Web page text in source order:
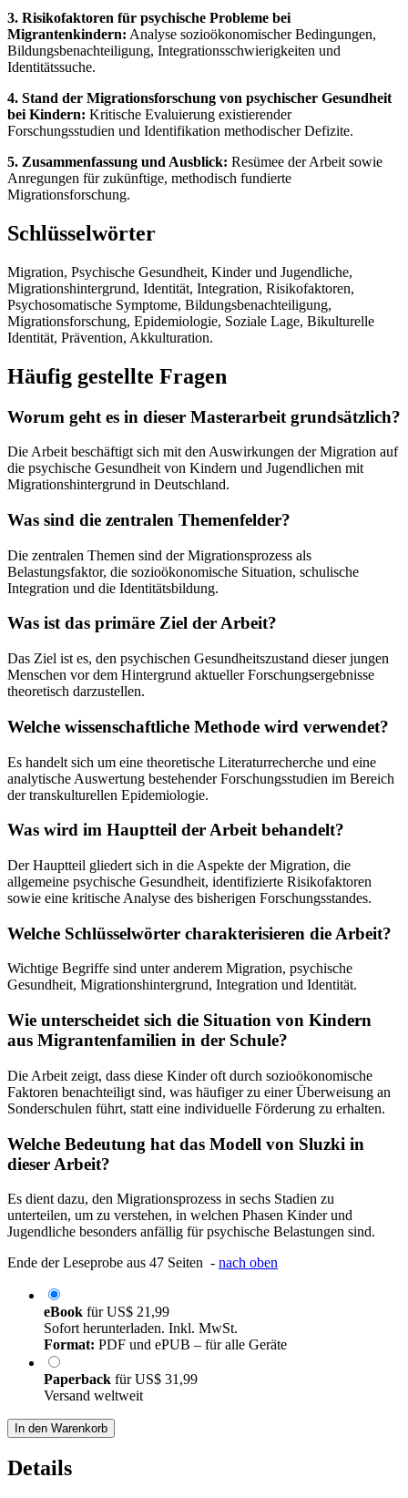
3. Risikofaktoren für psychische Probleme bei
Migrantenkindern: Analyse sozioökonomischer Bedingungen,
Bildungsbenachteiligung, Integrationsschwierigkeiten und
Identitätssuche.
4. Stand der Migrationsforschung von psychischer Gesundheit
bei Kindern: Kritische Evaluierung existierender
Forschungsstudien und Identifikation methodischer Defizite.
5. Zusammenfassung und Ausblick: Resümee der Arbeit sowie
Anregungen für zukünftige, methodisch fundierte
Migrationsforschung.
Schlüsselwörter
Migration, Psychische Gesundheit, Kinder und Jugendliche,
Migrationshintergrund, Identität, Integration, Risikofaktoren,
Psychosomatische Symptome, Bildungsbenachteiligung,
Migrationsforschung, Epidemiologie, Soziale Lage, Bikulturelle
Identität, Prävention, Akkulturation.
Häufig gestellte Fragen
Worum geht es in dieser Masterarbeit grundsätzlich?
Die Arbeit beschäftigt sich mit den Auswirkungen der Migration auf
die psychische Gesundheit von Kindern und Jugendlichen mit
Migrationshintergrund in Deutschland.
Was sind die zentralen Themenfelder?
Die zentralen Themen sind der Migrationsprozess als
Belastungsfaktor, die sozioökonomische Situation, schulische
Integration und die Identitätsbildung.
Was ist das primäre Ziel der Arbeit?
Das Ziel ist es, den psychischen Gesundheitszustand dieser jungen
Menschen vor dem Hintergrund aktueller Forschungsergebnisse
theoretisch darzustellen.
Welche wissenschaftliche Methode wird verwendet?
Es handelt sich um eine theoretische Literaturrecherche und eine
analytische Auswertung bestehender Forschungsstudien im Bereich
der transkulturellen Epidemiologie.
Was wird im Hauptteil der Arbeit behandelt?
Der Hauptteil gliedert sich in die Aspekte der Migration, die
allgemeine psychische Gesundheit, identifizierte Risikofaktoren
sowie eine kritische Analyse des bisherigen Forschungsstandes.
Welche Schlüsselwörter charakterisieren die Arbeit?
Wichtige Begriffe sind unter anderem Migration, psychische
Gesundheit, Migrationshintergrund, Integration und Identität.
Wie unterscheidet sich die Situation von Kindern
aus Migrantenfamilien in der Schule?
Die Arbeit zeigt, dass diese Kinder oft durch sozioökonomische
Faktoren benachteiligt sind, was häufiger zu einer Überweisung an
Sonderschulen führt, statt eine individuelle Förderung zu erhalten.
Welche Bedeutung hat das Modell von Sluzki in
dieser Arbeit?
Es dient dazu, den Migrationsprozess in sechs Stadien zu
unterteilen, um zu verstehen, in welchen Phasen Kinder und
Jugendliche besonders anfällig für psychische Belastungen sind.
Ende der Leseprobe aus 47 Seiten - nach oben
eBook fürUS$ 21,99
Sofort herunterladen. Inkl. MwSt.
Format: PDF und ePUB – für alle Geräte
Paperback fürUS$ 31,99
Versand weltweit
In den Warenkorb
Details